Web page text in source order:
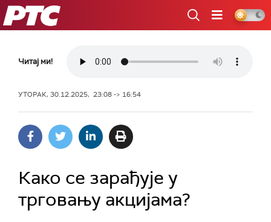
РТС
Читај ми!
УТОРАК, 30.12.2025, 23:08 -> 16:54
Како се зарађује у
трговању акцијама?